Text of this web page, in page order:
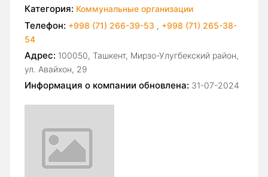
Категория: Коммунальные организации
Телефон: +998 (71) 266-39-53 , +998 (71) 265-38-
54
Адрес: 100050, Ташкент, Мирзо-Улугбекский район,
ул. Авайхон, 29
Информация о компании обновлена: 31-07-2024